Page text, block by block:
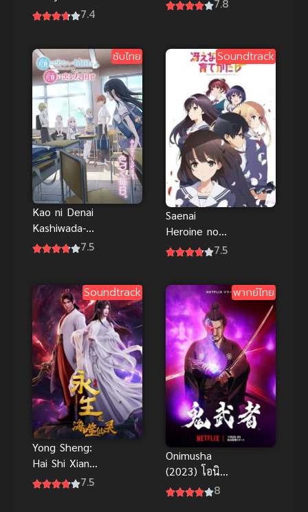
เภสัชกรเทพ7.4
ภาพHD
7.8
ซับไทย
Kao ni Denai
Kashiwada-
san to Kao ni
7.5
Soundtrack
Saenai
Heroine no
Sodatekata
เป็นนางเอก
ของผม ภาค 2
7.5
Soundtrack
Yong Sheng:
Hai Shi Xian
Ling นิรันดร์7.5
พากย์ไทย
Onimusha
(2023) โอนิมู
ฉะ
8